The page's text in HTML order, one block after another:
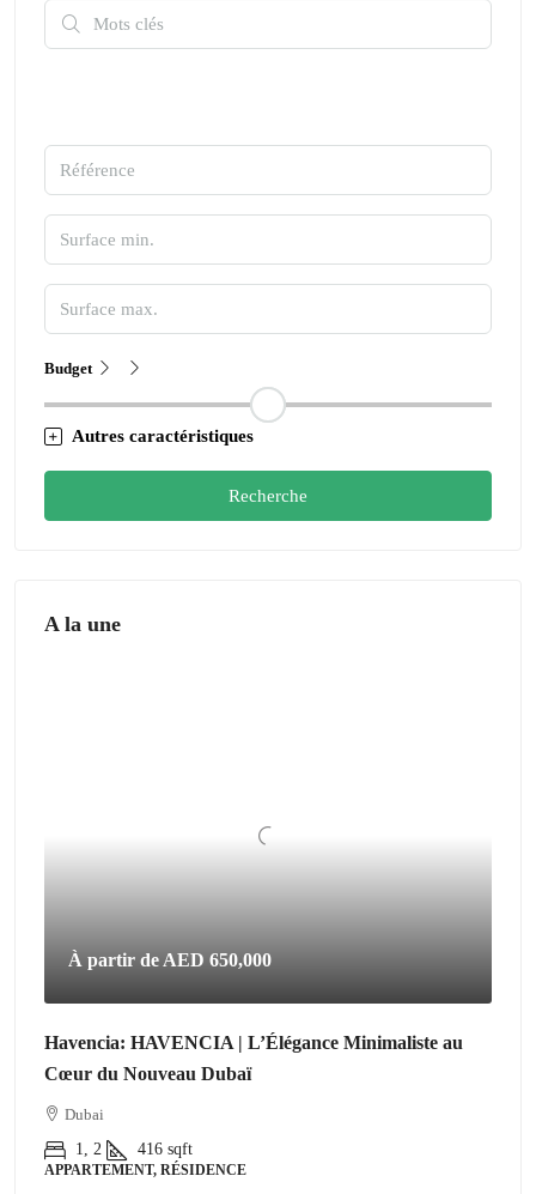
Budget
Autres caractéristiques
Recherche
A la une
À partir de AED 650,000
Havencia: HAVENCIA | L’Élégance Minimaliste au
Cœur du Nouveau Dubaï
Dubai
1, 2
416 sqft
APPARTEMENT, RÉSIDENCE